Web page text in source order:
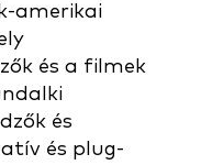
amerikai
és a filmek
és
és plug-